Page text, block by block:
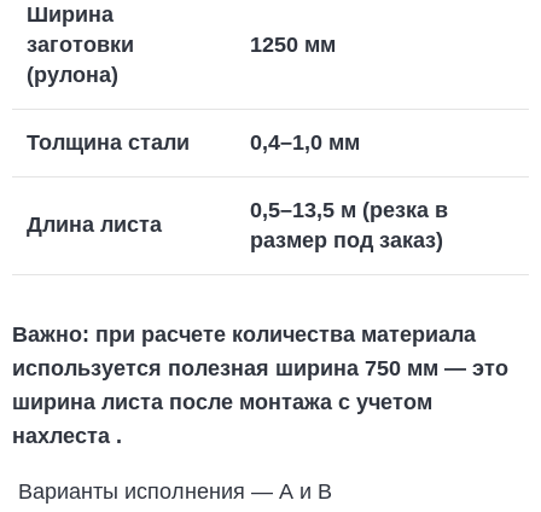
Ширина
заготовки
(рулона)
1250 мм
Толщина стали 0,4–1,0 мм
Длина листа
0,5–13,5 м (резка в
размер под заказ)
Важно: при расчете количества материала
используется полезная ширина 750 мм — это
ширина листа после монтажа с учетом
нахлеста .
Варианты исполнения — А и В